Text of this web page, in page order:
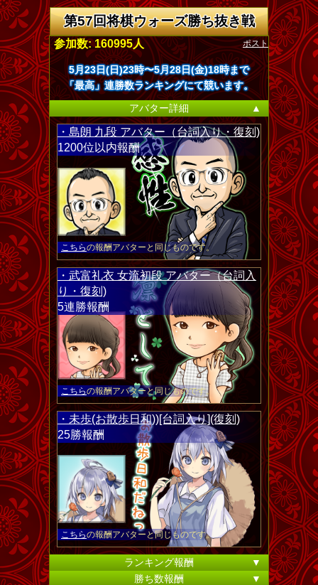
第57回将棋ウォーズ勝ち抜き戦
ポスト
参加数: 160995人
5月23日(日)23時〜5月28日(金)18時まで
「最高」連勝数ランキングにて競います。
アバター詳細
▲
・島朗 九段 アバター（台詞入り・復刻)
1200位以内報酬
こちらの報酬アバターと同じものです。
・武富礼衣 女流初段 アバター（台詞入
り・復刻)
5連勝報酬
こちらの報酬アバターと同じものです。
・未歩(お散歩日和))[台詞入り](復刻)
25勝報酬
こちらの報酬アバターと同じものです。
ランキング報酬
▼
勝ち数報酬
▼